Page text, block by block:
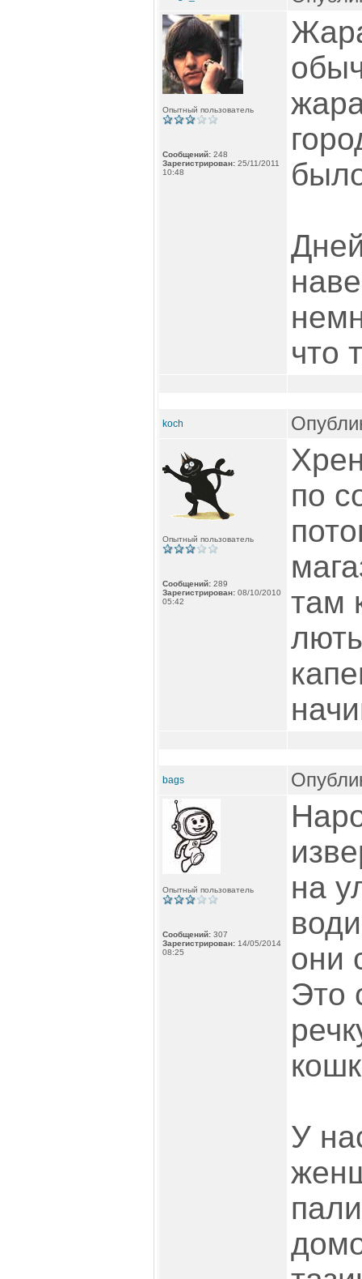
Опытный пользователь
Сообщений: 248
Зарегистрирован: 25/11/2011
10:48
что
koch
Опытный пользователь
Сообщений: 289
Зарегистрирован: 08/10/2010
05:42
по
там
bags
Опытный пользователь
Сообщений: 307
Зарегистрирован: 14/05/2014
08:25
на
они
Это
У